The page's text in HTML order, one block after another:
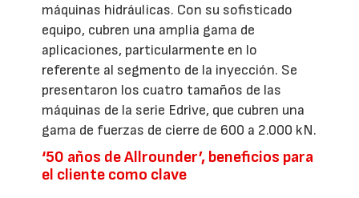
máquinas hidráulicas. Con su sofisticado
equipo, cubren una amplia gama de
aplicaciones, particularmente en lo
referente al segmento de la inyección. Se
presentaron los cuatro tamaños de las
máquinas de la serie Edrive, que cubren una
gama de fuerzas de cierre de 600 a 2.000 kN.
‘50 años de Allrounder’, beneficios para
el cliente como clave